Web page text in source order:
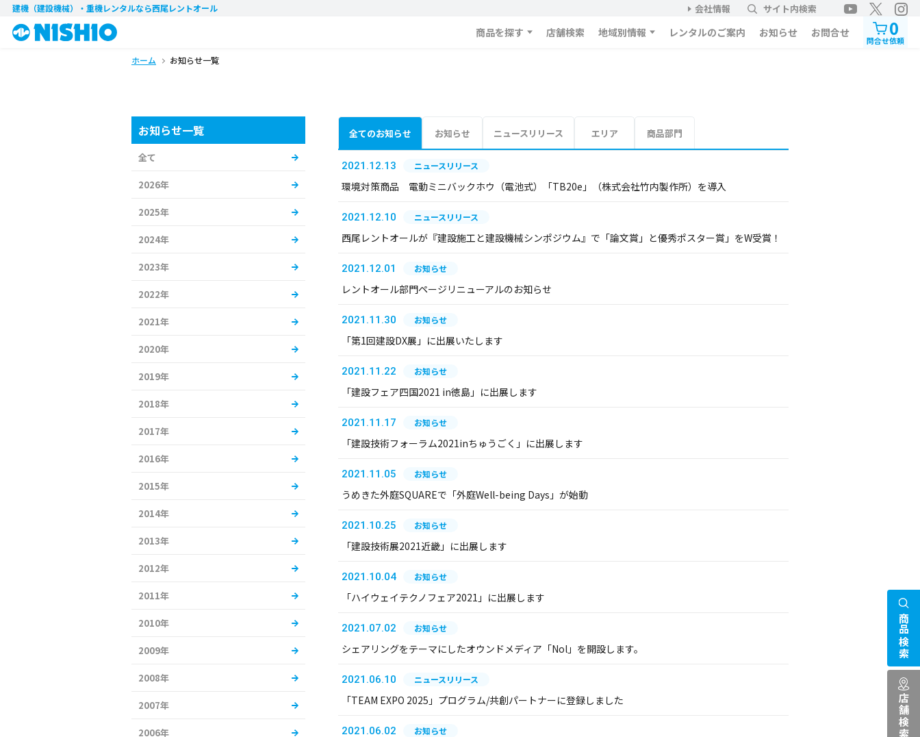
建機（建設機械）・重機レンタルなら西尾レントオール 会社情報 サイト内検索
商品を探す 店舗検索 地域別情報 レンタルのご案内 お知らせ お問合せ 0
問合せ依頼
ホーム お知らせ一覧
全てのお知らせ お知らせ ニュースリリース エリア 商品部門
2021.12.13 ニュースリリース
環境対策商品 電動ミニバックホウ（電池式）「TB20e」（株式会社竹内製作所）を導入
2021.12.10 ニュースリリース
西尾レントオールが『建設施工と建設機械シンポジウム』で「論文賞」と優秀ポスター賞」をW受賞！
2021.12.01 お知らせ
レントオール部門ページリニューアルのお知らせ
2021.11.30 お知らせ
「第1回建設DX展」に出展いたします
2021.11.22 お知らせ
「建設フェア四国2021 in徳島」に出展します
2021.11.17 お知らせ
「建設技術フォーラム2021inちゅうごく」に出展します
2021.11.05 お知らせ
うめきた外庭SQUAREで「外庭Well-being Days」が始動
2021.10.25 お知らせ
「建設技術展2021近畿」に出展します
2021.10.04 お知らせ
「ハイウェイテクノフェア2021」に出展します
2021.07.02 お知らせ
シェアリングをテーマにしたオウンドメディア「Nol」を開設します。
2021.06.10 ニュースリリース
「TEAM EXPO 2025」プログラム/共創パートナーに登録しました
2021.06.02 お知らせ
お知らせ一覧
全て
2026年
2025年
2024年
2023年
2022年
2021年
2020年
2019年
2018年
2017年
2016年
2015年
2014年
2013年
2012年
2011年
2010年
2009年
2008年
2007年
2006年
商品検索
店舗検索